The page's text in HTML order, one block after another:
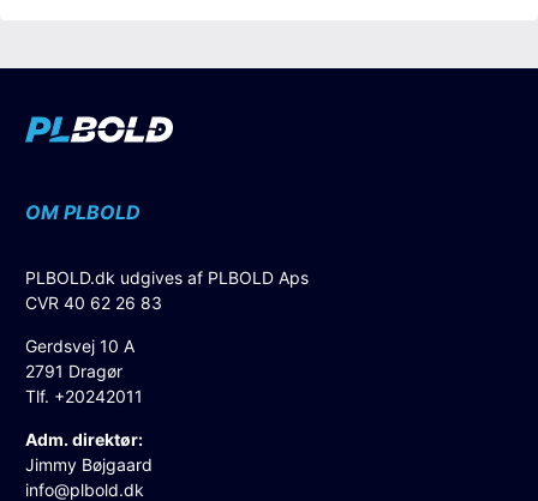
OM PLBOLD
PLBOLD.dk udgives af PLBOLD Aps
CVR 40 62 26 83
Gerdsvej 10 A
2791 Dragør
Tlf. +20242011
Adm. direktør:
Jimmy Bøjgaard
info@plbold.dk